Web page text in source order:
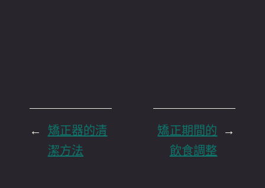
←
矯正器的清
潔方法
→
矯正期間的
飲食調整